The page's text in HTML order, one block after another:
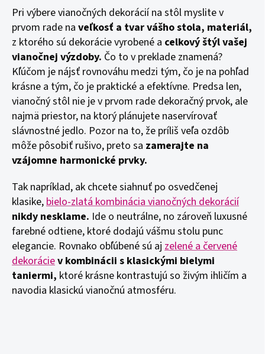
Pri výbere vianočných dekorácií na stôl myslite v
prvom rade na veľkosť a tvar vášho stola, materiál,
z ktorého sú dekorácie vyrobené a celkový štýl vašej
vianočnej výzdoby. Čo to v preklade znamená?
Kľúčom je nájsť rovnováhu medzi tým, čo je na pohľad
krásne a tým, čo je praktické a efektívne. Predsa len,
vianočný stôl nie je v prvom rade dekoračný prvok, ale
najmä priestor, na ktorý plánujete naservírovať
slávnostné jedlo. Pozor na to, že príliš veľa ozdôb
môže pôsobiť rušivo, preto sa zamerajte na
vzájomne harmonické prvky.
Tak napríklad, ak chcete siahnuť po osvedčenej
klasike,bielo-zlatá kombinácia vianočných dekorácií
nikdy nesklame. Ide o neutrálne, no zároveň luxusné
farebné odtiene, ktoré dodajú vášmu stolu punc
elegancie. Rovnako obľúbené sú aj zelené a červené
dekoráciev kombinácii s klasickými bielymi
taniermi, ktoré krásne kontrastujú so živým ihličím a
navodia klasickú vianočnú atmosféru.